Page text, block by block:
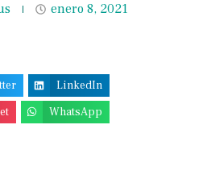
enero 8, 2021
LinkedIn
WhatsApp